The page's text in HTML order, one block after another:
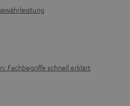
Fachbegriffe schnell erklärt